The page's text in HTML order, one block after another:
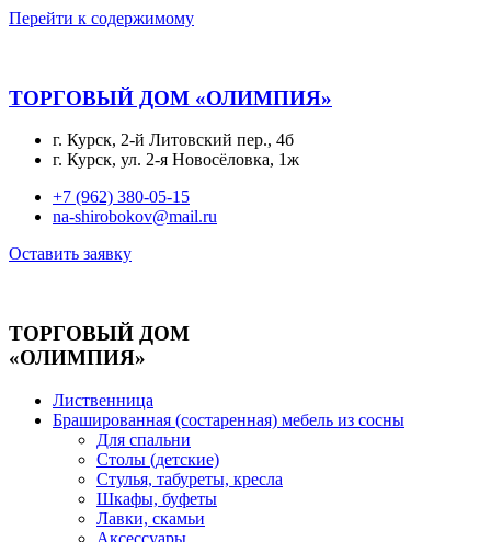
Перейти к содержимому
ТОРГОВЫЙ ДОМ «ОЛИМПИЯ»
г. Курск, 2-й Литовский пер., 4б
г. Курск, ул. 2-я Новосёловка, 1ж
+7 (962) 380-05-15
na-shirobokov@mail.ru
Оставить заявку
ТОРГОВЫЙ ДОМ
«ОЛИМПИЯ»
Лиственница
Брашированная (состаренная) мебель из сосны
Для спальни
Столы (детские)
Стулья, табуреты, кресла
Шкафы, буфеты
Лавки, скамьи
Аксессуары